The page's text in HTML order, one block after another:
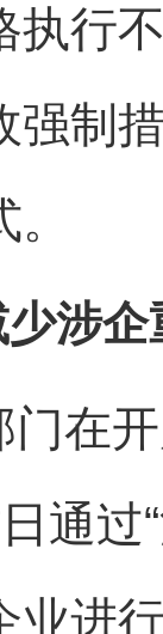
执行
强制
涉企
门在
通过
业进